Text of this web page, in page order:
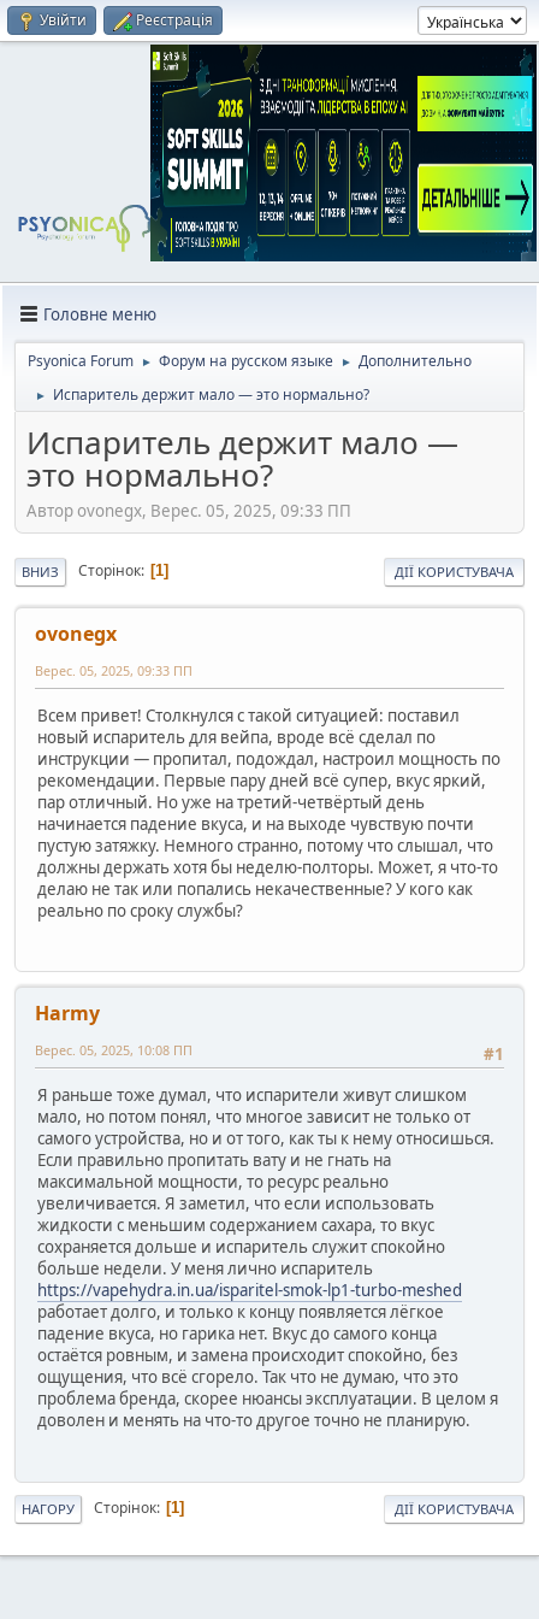
Увійти Реєстрація
Головне меню
Psyonica Forum ► Форум на русском языке ► Дополнительно
► Испаритель держит мало — это нормально?
Испаритель держит мало —
это нормально?
Автор ovonegx, Верес. 05, 2025, 09:33 ПП
ВНИЗ Сторінок 1 ДІЇ КОРИСТУВАЧА
ovonegx
Верес. 05, 2025, 09:33 ПП
Всем привет! Столкнулся с такой ситуацией: поставил
новый испаритель для вейпа, вроде всё сделал по
инструкции — пропитал, подождал, настроил мощность по
рекомендации. Первые пару дней всё супер, вкус яркий,
пар отличный. Но уже на третий-четвёртый день
начинается падение вкуса, и на выходе чувствую почти
пустую затяжку. Немного странно, потому что слышал, что
должны держать хотя бы неделю-полторы. Может, я что-то
делаю не так или попались некачественные? У кого как
реально по сроку службы?
Harmy
#1
Верес. 05, 2025, 10:08 ПП
Я раньше тоже думал, что испарители живут слишком
мало, но потом понял, что многое зависит не только от
самого устройства, но и от того, как ты к нему относишься.
Если правильно пропитать вату и не гнать на
максимальной мощности, то ресурс реально
увеличивается. Я заметил, что если использовать
жидкости с меньшим содержанием сахара, то вкус
сохраняется дольше и испаритель служит спокойно
больше недели. У меня лично испаритель
https://vapehydra.in.ua/isparitel-smok-lp1-turbo-meshed
работает долго, и только к концу появляется лёгкое
падение вкуса, но гарика нет. Вкус до самого конца
остаётся ровным, и замена происходит спокойно, без
ощущения, что всё сгорело. Так что не думаю, что это
проблема бренда, скорее нюансы эксплуатации. В целом я
доволен и менять на что-то другое точно не планирую.
НАГОРУ Сторінок 1 ДІЇ КОРИСТУВАЧА